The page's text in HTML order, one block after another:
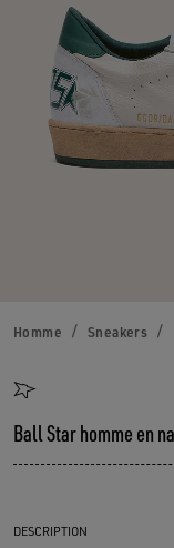
Homme Sneakers
Ball Star homme en
DESCRIPTION